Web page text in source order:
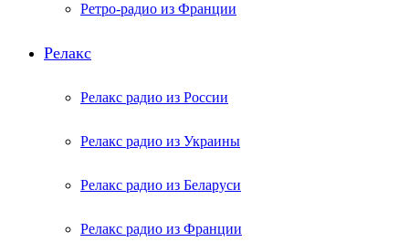
Ретро-радио из Франции
Релакс
Релакс радио из России
Релакс радио из Украины
Релакс радио из Беларуси
Релакс радио из Франции